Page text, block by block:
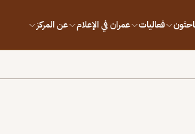
فعاليات عمران في الإعلام عن المركز